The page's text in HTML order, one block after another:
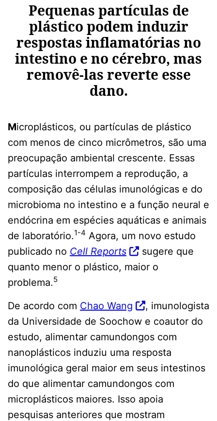
Pequenas partículas de
plástico podem induzir
respostas inflamatórias no
intestino e no cérebro, mas
removê-las reverte esse
dano.
Microplásticos, ou partículas de plástico
com menos de cinco micrômetros, são uma
preocupação ambiental crescente. Essas
partículas interrompem a reprodução, a
composição das células imunológicas e do
microbioma no intestino e a função neural e
endócrina em espécies aquáticas e animais
de laboratório.1-4 Agora, um novo estudo
publicado no Cell Reports
sugere que
quanto menor o plástico, maior o
problema.5
De acordo com Chao Wang
, imunologista
da Universidade de Soochow e coautor do
estudo, alimentar camundongos com
nanoplásticos induziu uma resposta
imunológica geral maior em seus intestinos
do que alimentar camundongos com
microplásticos maiores. Isso apoia
pesquisas anteriores que mostram